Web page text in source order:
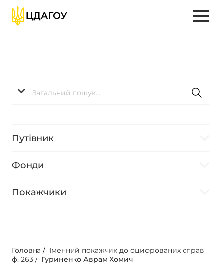
Путівник
Фонди
Покажчики
Головна / Іменний покажчик до оцифрованих справ
ф. 263 / Гуриненко Аврам Хомич